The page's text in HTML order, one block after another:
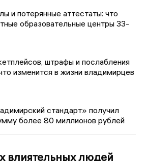
и потерянные аттестаты: что
образовательные центры 33-
штрафы и послабления
изменится в жизни владимирцев
стандарт» получил
более 80 миллионов рублей
влиятельных людей